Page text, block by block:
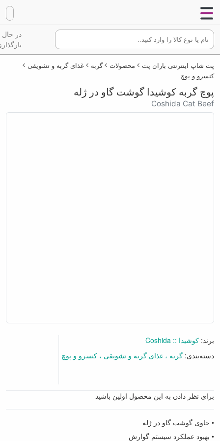
در حال
پت شاپ اینترنتی باران پت محصولات گربه
غذای گربه و تشویقی
کنسرو و پوچ
پوچ گربه کوشیدا گوشت گاو در ژله
Coshida Cat Beef
برند: کوشیدا :: Coshida
دسته‌بندی: گربه غذای گربه و تشویقی کنسرو و پوچ
برای نظر دادن به این محصول اولین باشید
• حاوی گوشت گاو در ژله
• بهبود عملکرد سیستم گوارش